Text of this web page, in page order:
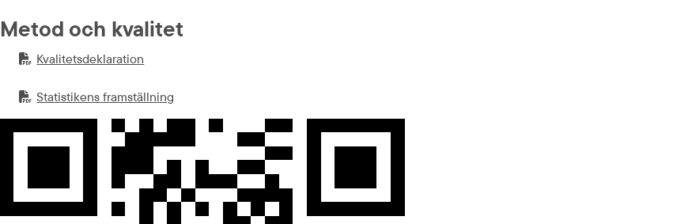
Metod och kvalitet
PDF-fil.
Kvalitetsdeklaration
pdf, 413.8 kB.
PDF-fil.
Statistikens framställning
pdf, 931.1 kB.